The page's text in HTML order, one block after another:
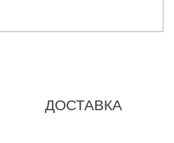
ДОСТАВКА